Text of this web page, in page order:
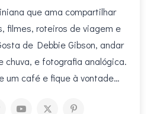
que ama compartilhar
filmes, roteiros de viagem e
de Debbie Gibson, andar
chuva, e fotografia analógica.
um café e fique à vontade…